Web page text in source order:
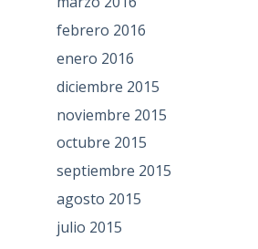
febrero 2016
enero 2016
diciembre 2015
noviembre 2015
octubre 2015
septiembre 2015
agosto 2015
julio 2015